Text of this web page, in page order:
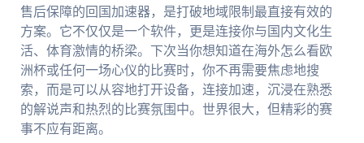
售后保障的回国加速器，是打破地域限制最直接有效的
方案。它不仅仅是一个软件，更是连接你与国内文化生
活、体育激情的桥梁。下次当你想知道在海外怎么看欧
洲杯或任何一场心仪的比赛时，你不再需要焦虑地搜
索，而是可以从容地打开设备，连接加速，沉浸在熟悉
的解说声和热烈的比赛氛围中。世界很大，但精彩的赛
事不应有距离。